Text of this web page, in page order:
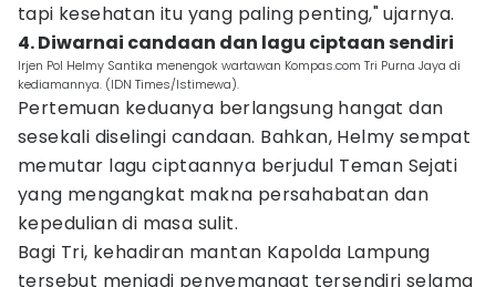
tapi kesehatan itu yang paling penting," ujarnya.
4. Diwarnai candaan dan lagu ciptaan sendiri
Irjen Pol Helmy Santika menengok wartawan Kompas.com Tri Purna Jaya di
kediamannya. (IDN Times/Istimewa).
Pertemuan keduanya berlangsung hangat dan
sesekali diselingi candaan. Bahkan, Helmy sempat
memutar lagu ciptaannya berjudul Teman Sejati
yang mengangkat makna persahabatan dan
kepedulian di masa sulit.
Bagi Tri, kehadiran mantan Kapolda Lampung
tersebut menjadi penyemangat tersendiri selama